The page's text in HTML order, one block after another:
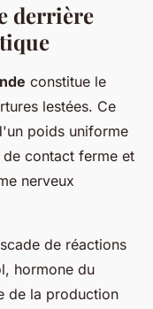
derrière
constitue le
lestées. Ce
poids uniforme
contact ferme et
nerveux
de réactions
hormone du
de la production